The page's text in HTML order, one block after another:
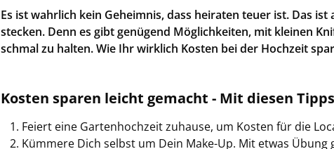
Es ist wahr­lich kein Ge­heim­nis, dass hei­ra­ten teuer ist. Das
ste­cken. Denn es gibt ge­nü­gend Mög­lich­kei­ten, mit klei­nen
schmal zu hal­ten. Wie Ihr wirk­lich Kos­ten bei der Hoch­zeit
Kos­ten spa­ren leicht ge­macht - Mit die­sen
Fei­ert eine Gar­ten­hoch­zeit zu­hau­se, um Kos­ten für die
Küm­me­re Dich selbst um Dein Make-​Up. Mit etwas